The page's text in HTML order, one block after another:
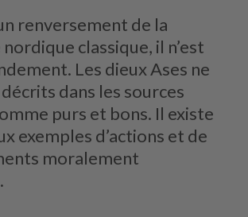
renversement de la
classique, il n’est
Les dieux Ases ne
dans les sources
purs et bons. Il existe
exemples d’actions et de
moralement